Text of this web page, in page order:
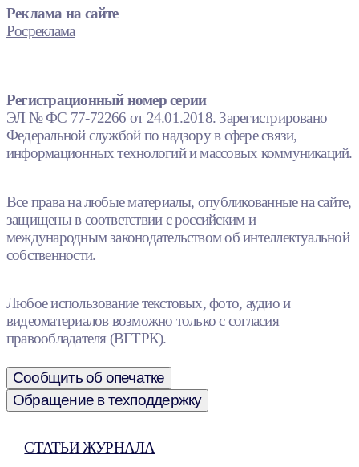
Реклама на сайте
Росреклама
Регистрационный номер серии
ЭЛ № ФС 77-72266 от 24.01.2018. Зарегистрировано
Федеральной службой по надзору в сфере связи,
информационных технологий и массовых коммуникаций.
Все права на любые материалы, опубликованные на сайте,
защищены в соответствии с российским и
международным законодательством об интеллектуальной
собственности.
Любое использование текстовых, фото, аудио и
видеоматериалов возможно только с согласия
правообладателя (ВГТРК).
Сообщить об опечатке
Обращение в техподдержку
СТАТЬИ ЖУРНАЛА